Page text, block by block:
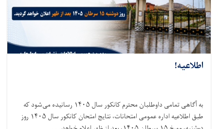
اطلاعیه!
به آگاهی تمامی داوطلبان محترم کانکور سال ۱۴۰۵ رسانیده می‌شود که
طبق اطلاعیه اداره عمومی امتحانات، نتایج امتحان کانکور سال ۱۴۰۵ روز